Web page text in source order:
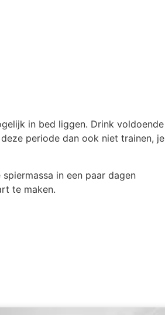
in bed liggen. Drink voldoende
periode dan ook niet trainen, je
in een paar dagen
te maken.